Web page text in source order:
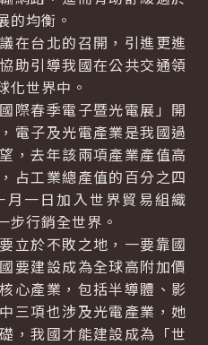
的均衡。
台北的召開，引進更進
助引導我國在公共交通領
化世界中。
春季電子暨光電展」開
電子及光電產業是我國過
，去年該兩項產業產值高
占工業總產值的百分之四
一日加入世界貿易組織
步行銷全世界。
於不敗之地，一要靠國
要建設成為全球高附加價
心產業，包括半導體、影
三項也涉及光電產業，她
，我國才能建設成為「世